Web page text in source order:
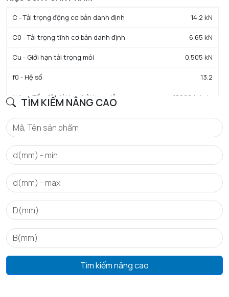
TÌM KIẾM NÂNG CAO
Tìm kiếm nâng cao
C - Tải trọng động cơ bản danh định 14,2 kN
C0 - Tải trọng tĩnh cơ bản danh định 6,65 kN
Cu - Giới hạn tải trọng mỏi 0,505 kN
f0 - Hệ số 13.2
N lim - Tốc độ giới hạn bôi trơn dầu 18000 tr/min
N lim - Tốc độ giới hạn bôi trơn mỡ 16000 tr/min
Tmin - Nhiệt độ hoạt động tối thiểu -40 °C
Tmax - Nhiệt độ hoạt động tối đa
GIỚI HẠN
da min - Đường kính vai tối thiểu IR 25 mm
Da max - Đường kính vai tối đa OR 42 mm
ra max - Bán kính góc lượn tối đa trục & vỏ